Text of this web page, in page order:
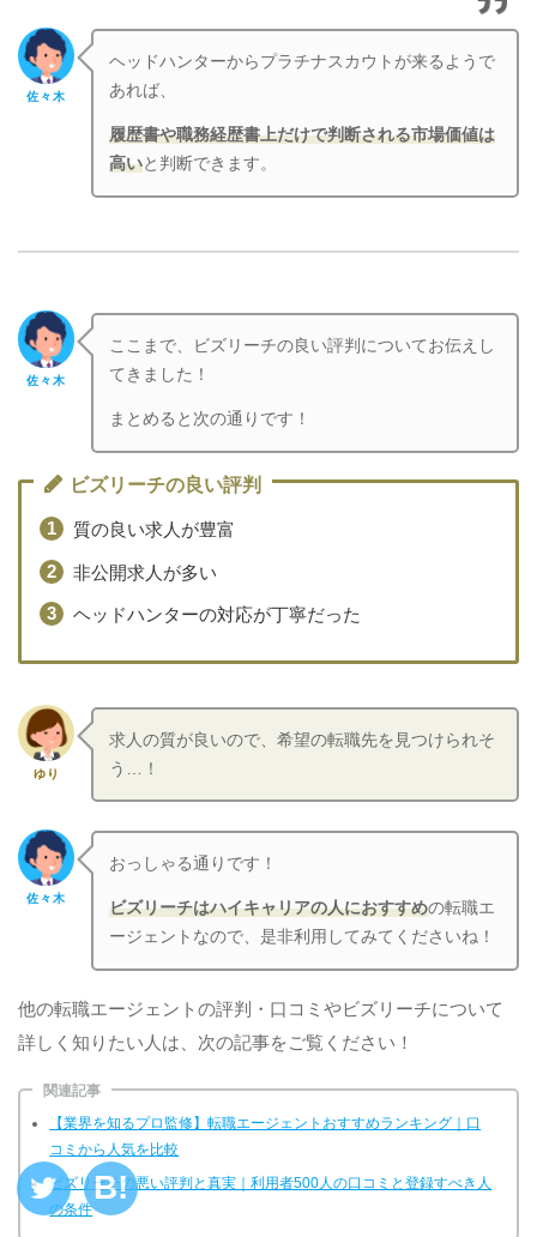
佐々木
ヘッドハンターからプラチナスカウトが来るようで
あれば、
履歴書や職務経歴書上だけで判断される市場価値は
高いと判断できます。
佐々木
ここまで、ビズリーチの良い評判についてお伝えし
てきました！
まとめると次の通りです！
ビズリーチの良い評判
質の良い求人が豊富
非公開求人が多い
ヘッドハンターの対応が丁寧だった
ゆり
求人の質が良いので、希望の転職先を見つけられそ
う…！
佐々木
おっしゃる通りです！
ビズリーチはハイキャリアの人におすすめの転職エ
ージェントなので、是非利用してみてくださいね！
他の転職エージェントの評判・口コミやビズリーチについて
詳しく知りたい人は、次の記事をご覧ください！
関連記事
【業界を知るプロ監修】転職エージェントおすすめランキング｜口
コミから人気を比較
ビズリーチの悪い評判と真実｜利用者500人の口コミと登録すべき人
の条件